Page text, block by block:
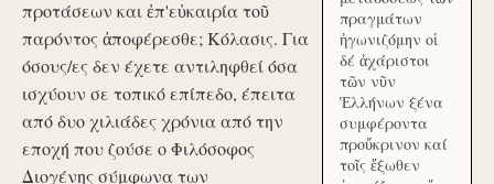
προτάσεων και ἐπ'εὐκαιρία τοῦ
παρόντος ἀποφέρεσθε; Κόλασις. Για
όσους/ες δεν έχετε αντιληφθεί όσα
ισχύουν σε τοπικό επίπεδο, έπειτα
από δυο χιλιάδες χρόνια από την
εποχή που ζούσε ο Φιλόσοφος
Διογένης σύμφωνα των
πραγμάτων
ἠγωνιζόμην οἱ
δέ ἀχάριστοι
τῶν νῦν
Ἑλλήνων ξένα
συμφέροντα
προὔκρινον καί
τοῖς ἔξωθεν